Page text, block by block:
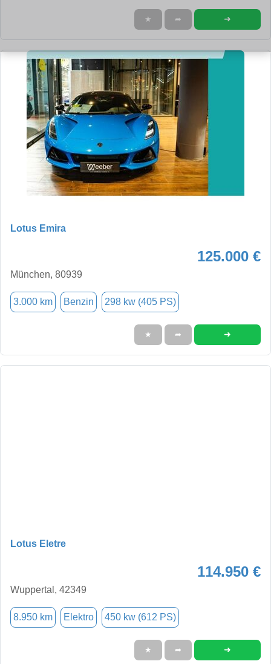
★ ➦ ➜
Lotus Emira
125.000 €
München, 80939
3.000 km Benzin 298 kw (405 PS)
★ ➦ ➜
Lotus Eletre
114.950 €
Wuppertal, 42349
8.950 km Elektro 450 kw (612 PS)
★ ➦ ➜